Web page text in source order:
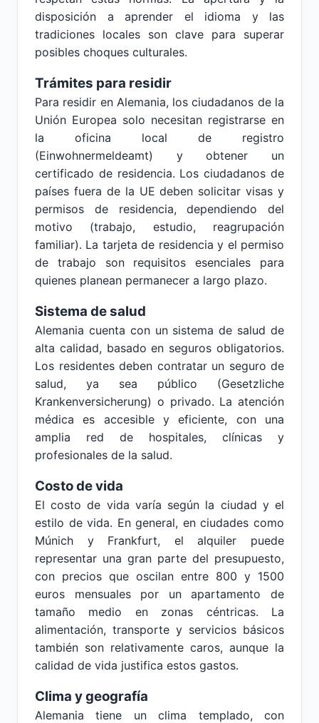
disposición a aprender el idioma y las
tradiciones locales son clave para superar
posibles choques culturales.
Trámites para residir
Para residir en Alemania, los ciudadanos de la
Unión Europea solo necesitan registrarse en
la oficina local de registro
(Einwohnermeldeamt) y obtener un
certificado de residencia. Los ciudadanos de
países fuera de la UE deben solicitar visas y
permisos de residencia, dependiendo del
motivo (trabajo, estudio, reagrupación
familiar). La tarjeta de residencia y el permiso
de trabajo son requisitos esenciales para
quienes planean permanecer a largo plazo.
Sistema de salud
Alemania cuenta con un sistema de salud de
alta calidad, basado en seguros obligatorios.
Los residentes deben contratar un seguro de
salud, ya sea público (Gesetzliche
Krankenversicherung) o privado. La atención
médica es accesible y eficiente, con una
amplia red de hospitales, clínicas y
profesionales de la salud.
Costo de vida
El costo de vida varía según la ciudad y el
estilo de vida. En general, en ciudades como
Múnich y Frankfurt, el alquiler puede
representar una gran parte del presupuesto,
con precios que oscilan entre 800 y 1500
euros mensuales por un apartamento de
tamaño medio en zonas céntricas. La
alimentación, transporte y servicios básicos
también son relativamente caros, aunque la
calidad de vida justifica estos gastos.
Clima y geografía
Alemania tiene un clima templado, con